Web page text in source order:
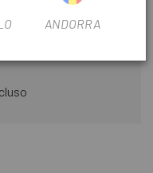
il manubrio
ANDORRA